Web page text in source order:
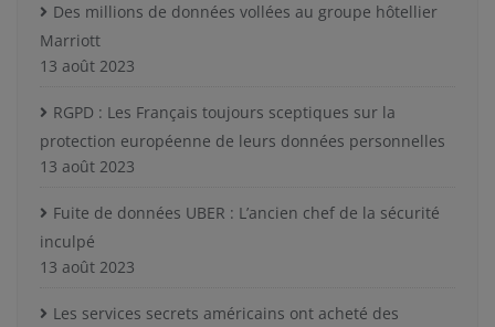
Des millions de données vollées au groupe hôtellier
Marriott
13 août 2023
RGPD : Les Français toujours sceptiques sur la
protection européenne de leurs données personnelles
13 août 2023
Fuite de données UBER : L’ancien chef de la sécurité
inculpé
13 août 2023
Les services secrets américains ont acheté des